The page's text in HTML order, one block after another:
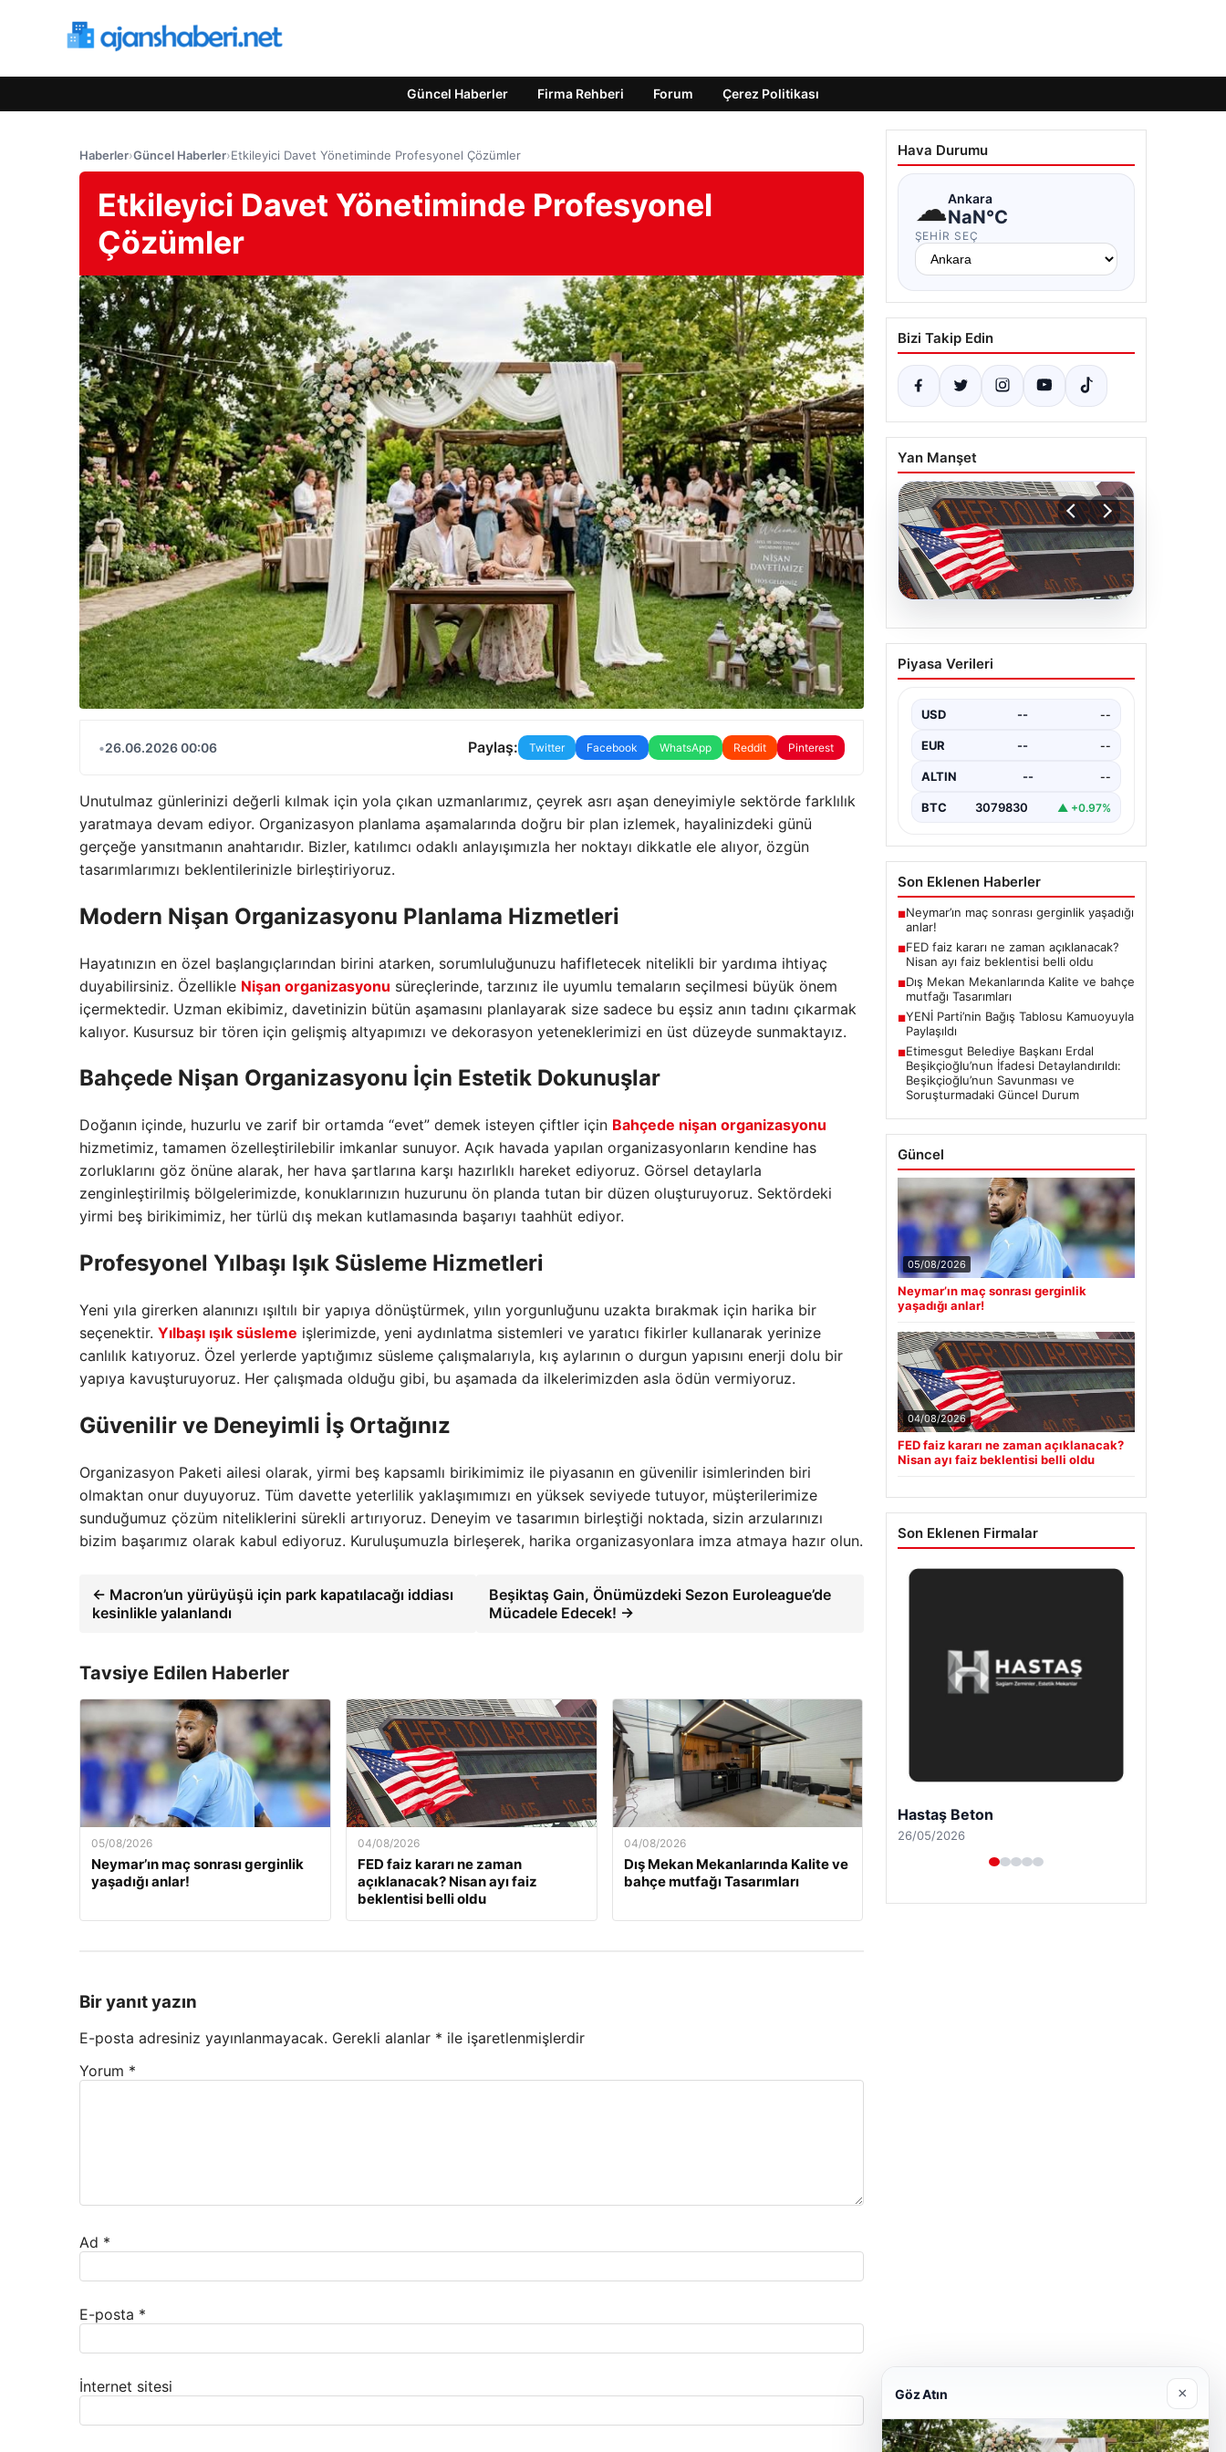
Güncel Haberler Firma Rehberi Forum Çerez Politikası
Haberler›Güncel Haberler›Etkileyici Davet Yönetiminde Profesyonel Çözümler
Etkileyici Davet Yönetiminde Profesyonel
Çözümler
•26.06.2026 00:06 Paylaş: Twitter Facebook WhatsApp Reddit Pinterest
Unutulmaz günlerinizi değerli kılmak için yola çıkan uzmanlarımız, çeyrek asrı aşan deneyimiyle sektörde farklılık
yaratmaya devam ediyor. Organizasyon planlama aşamalarında doğru bir plan izlemek, hayalinizdeki günü
gerçeğe yansıtmanın anahtarıdır. Bizler, katılımcı odaklı anlayışımızla her noktayı dikkatle ele alıyor, özgün
tasarımlarımızı beklentilerinizle birleştiriyoruz.
Modern Nişan Organizasyonu Planlama Hizmetleri
Hayatınızın en özel başlangıçlarından birini atarken, sorumluluğunuzu hafifletecek nitelikli bir yardıma ihtiyaç
duyabilirsiniz. Özellikle Nişan organizasyonu süreçlerinde, tarzınız ile uyumlu temaların seçilmesi büyük önem
içermektedir. Uzman ekibimiz, davetinizin bütün aşamasını planlayarak size sadece bu eşsiz anın tadını çıkarmak
kalıyor. Kusursuz bir tören için gelişmiş altyapımızı ve dekorasyon yeteneklerimizi en üst düzeyde sunmaktayız.
Bahçede Nişan Organizasyonu İçin Estetik Dokunuşlar
Doğanın içinde, huzurlu ve zarif bir ortamda “evet” demek isteyen çiftler için Bahçede nişan organizasyonu
hizmetimiz, tamamen özelleştirilebilir imkanlar sunuyor. Açık havada yapılan organizasyonların kendine has
zorluklarını göz önüne alarak, her hava şartlarına karşı hazırlıklı hareket ediyoruz. Görsel detaylarla
zenginleştirilmiş bölgelerimizde, konuklarınızın huzurunu ön planda tutan bir düzen oluşturuyoruz. Sektördeki
yirmi beş birikimimiz, her türlü dış mekan kutlamasında başarıyı taahhüt ediyor.
Profesyonel Yılbaşı Işık Süsleme Hizmetleri
Yeni yıla girerken alanınızı ışıltılı bir yapıya dönüştürmek, yılın yorgunluğunu uzakta bırakmak için harika bir
seçenektir. Yılbaşı ışık süsleme işlerimizde, yeni aydınlatma sistemleri ve yaratıcı fikirler kullanarak yerinize
canlılık katıyoruz. Özel yerlerde yaptığımız süsleme çalışmalarıyla, kış aylarının o durgun yapısını enerji dolu bir
yapıya kavuşturuyoruz. Her çalışmada olduğu gibi, bu aşamada da ilkelerimizden asla ödün vermiyoruz.
Güvenilir ve Deneyimli İş Ortağınız
Organizasyon Paketi ailesi olarak, yirmi beş kapsamlı birikimimiz ile piyasanın en güvenilir isimlerinden biri
olmaktan onur duyuyoruz. Tüm davette yeterlilik yaklaşımımızı en yüksek seviyede tutuyor, müşterilerimize
sunduğumuz çözüm niteliklerini sürekli artırıyoruz. Deneyim ve tasarımın birleştiği noktada, sizin arzularınızı
bizim başarımız olarak kabul ediyoruz. Kuruluşumuzla birleşerek, harika organizasyonlara imza atmaya hazır olun.
← Macron’un yürüyüşü için park kapatılacağı iddiası
kesinlikle yalanlandı
Beşiktaş Gain, Önümüzdeki Sezon Euroleague’de
Mücadele Edecek! →
Tavsiye Edilen Haberler
05/08/2026
Neymar’ın maç sonrası gerginlik
yaşadığı anlar!
04/08/2026
FED faiz kararı ne zaman
açıklanacak? Nisan ayı faiz
beklentisi belli oldu
04/08/2026
Dış Mekan Mekanlarında Kalite ve
bahçe mutfağı Tasarımları
Bir yanıt yazın
E-posta adresiniz yayınlanmayacak. Gerekli alanlar * ile işaretlenmişlerdir
Yorum *
Ad *
E-posta *
İnternet sitesi
Hava Durumu
☁Ankara
NaN°C
ŞEHIR SEÇ
Bizi Takip Edin
Yan Manşet
04.08.2026
FED faiz kararı ne zaman
açıklanacak? Nisan ayı
Piyasa Verileri
USD -- --
EUR -- --
ALTIN -- --
BTC 3079830 ▲ +0.97%
Son Eklenen Haberler
■Neymar’ın maç sonrası gerginlik yaşadığı
anlar!
■FED faiz kararı ne zaman açıklanacak?
Nisan ayı faiz beklentisi belli oldu
■Dış Mekan Mekanlarında Kalite ve bahçe
mutfağı Tasarımları
■YENİ Parti’nin Bağış Tablosu Kamuoyuyla
Paylaşıldı
■Etimesgut Belediye Başkanı Erdal
Beşikçioğlu’nun İfadesi Detaylandırıldı:
Beşikçioğlu’nun Savunması ve
Soruşturmadaki Güncel Durum
Güncel
05/08/2026
Neymar’ın maç sonrası gerginlik
yaşadığı anlar!
04/08/2026
FED faiz kararı ne zaman açıklanacak?
Nisan ayı faiz beklentisi belli oldu
Son Eklenen Firmalar
Enes Kaplan Avukatlık Bürosu
28/04/2026
Göz Atın ×